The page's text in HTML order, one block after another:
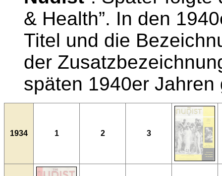
& Health”. In den
Titel und die
der
späten 1940er Jahren
1934 1 2 3